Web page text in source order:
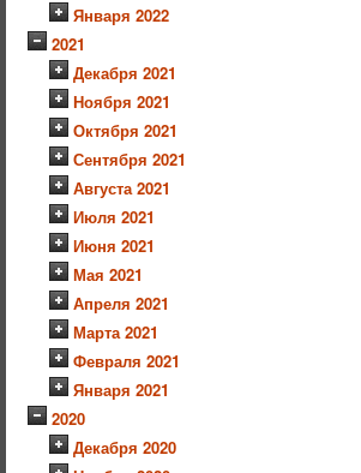
Января 2022
2021
Декабря 2021
Ноября 2021
Октября 2021
Сентября 2021
Августа 2021
Июля 2021
Июня 2021
Мая 2021
Апреля 2021
Марта 2021
Февраля 2021
Января 2021
2020
Декабря 2020